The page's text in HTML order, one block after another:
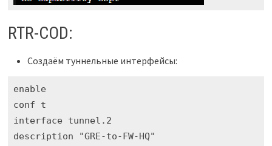
RTR-COD:
Создаём туннельные интерфейсы:
enable
conf t
interface tunnel.2
description "GRE-to-FW-HQ"